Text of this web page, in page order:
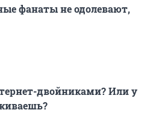
фанаты не одолевают,
двойниками? Или у